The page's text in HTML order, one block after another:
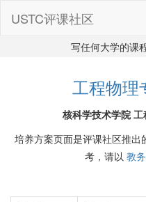
USTC评课社区
写任何大学的课
工程物理
核科学技术学院
培养方案页面是评课社区推
考，请以 教